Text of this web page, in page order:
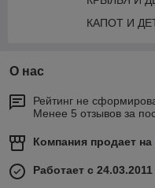
КАПОТ И
О нас
Рейтинг не
Менее 5 отзывов за
Компания продает на
Работает с 24.03.2011